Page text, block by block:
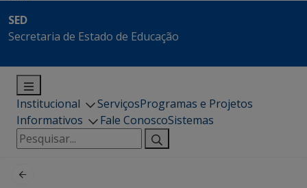
SED
Secretaria de Estado de Educação
Institucional ServiçosProgramas e Projetos
Informativos
Fale ConoscoSistemas
Pesquisar
por: